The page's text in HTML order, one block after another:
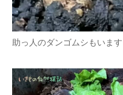
助っ人のダンゴムシもいます